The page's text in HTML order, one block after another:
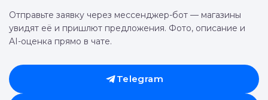
Отправьте заявку через мессенджер-бот — магазины
увидят её и пришлют предложения. Фото, описание и
AI-оценка прямо в чате.
Telegram